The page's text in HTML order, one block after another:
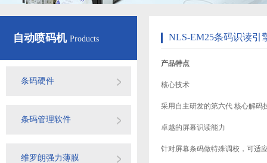
自动喷码机 Products
条码硬件
条码管理软件
维罗朗强力薄膜
NLS-EM25条码识读引
产品特点
核心技术
采用自主研发的第六代 核心解码
卓越的屏幕识读能力
针对屏幕条码做特殊调校，可适